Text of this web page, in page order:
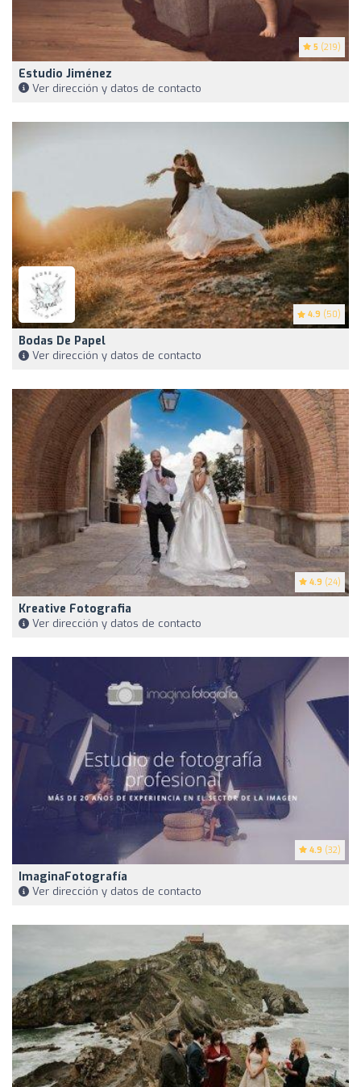
5 (219)
Estudio Jiménez
Ver dirección y datos de contacto
4.9 (50)
Bodas De Papel
Ver dirección y datos de contacto
4.9 (24)
Kreative Fotografia
Ver dirección y datos de contacto
4.9 (32)
ImaginaFotografía
Ver dirección y datos de contacto